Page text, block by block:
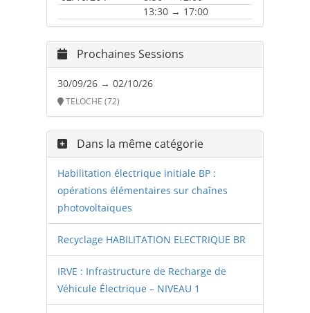
13:30 → 17:00
Prochaines Sessions
30/09/26 → 02/10/26
TELOCHE (72)
Dans la même catégorie
Habilitation électrique initiale BP :
opérations élémentaires sur chaînes
photovoltaïques
Recyclage HABILITATION ELECTRIQUE BR
IRVE : Infrastructure de Recharge de
Véhicule Électrique – NIVEAU 1